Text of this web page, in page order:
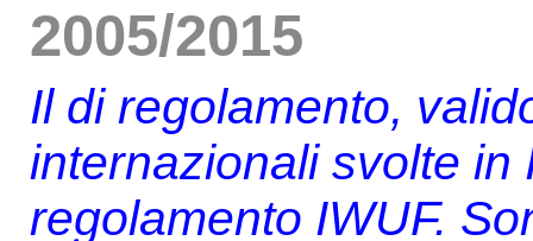
2005/2015
Il di regolamento,
internazionali svolte in
regolamento IWUF.